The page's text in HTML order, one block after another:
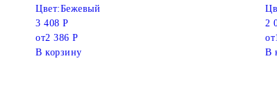
Цвет:Бежевый
3 408 Р
от2 386 Р
В корзину
2
от
В